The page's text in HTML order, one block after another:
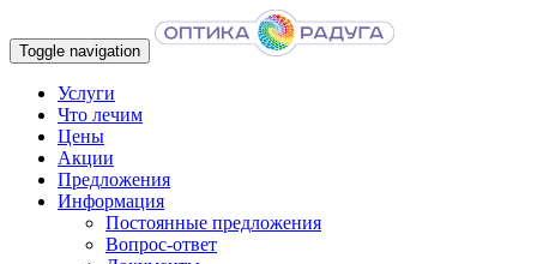
Toggle navigation
Услуги
Что лечим
Цены
Акции
Предложения
Информация
Постоянные предложения
Вопрос-ответ